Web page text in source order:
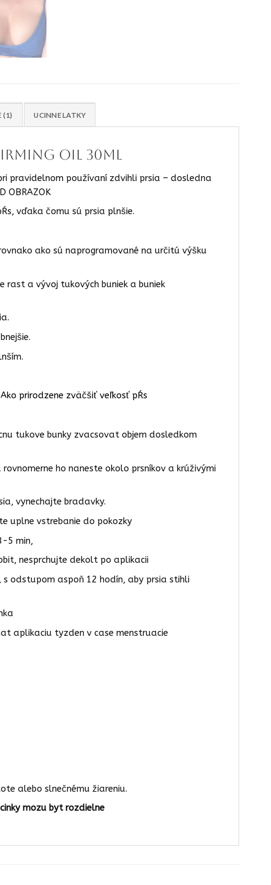
(1) UCINNE LATKY
oil 30ml
pravidelnom používaní zdvihli prsia – dosledna
OBRAZOK
vďaka čomu sú prsia plnšie.
ako sú naprogramované na určitú výšku
rast a vývoj tukových buniek a buniek
Ako prirodzene zväčšiť veľkosť pŕs
tukove bunky zvacsovat objem dosledkom
ho naneste okolo prsníkov a krúživými
vynechajte bradavky.
uplne vstrebanie do pokozky
5 min,
nesprchujte dekolt po aplikacii
odstupom aspoň 12 hodín, aby prsia stihli
aplikaciu tyzden v case menstruacie
alebo slnečnému žiareniu.
mozu byt rozdielne